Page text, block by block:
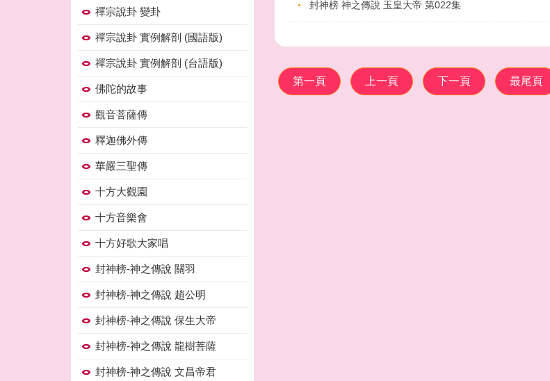
禪宗說卦 變卦
禪宗說卦 實例解剖 (國語版)
禪宗說卦 實例解剖 (台語版)
佛陀的故事
觀音菩薩傳
釋迦佛外傳
華嚴三聖傳
十方大觀園
十方音樂會
十方好歌大家唱
封神榜-神之傳說 關羽
封神榜-神之傳說 趙公明
封神榜-神之傳說 保生大帝
封神榜-神之傳說 龍樹菩薩
封神榜-神之傳說 文昌帝君
封神榜 神之傳說 玉皇大帝 第022集
第一頁 上一頁 下一頁 最尾頁